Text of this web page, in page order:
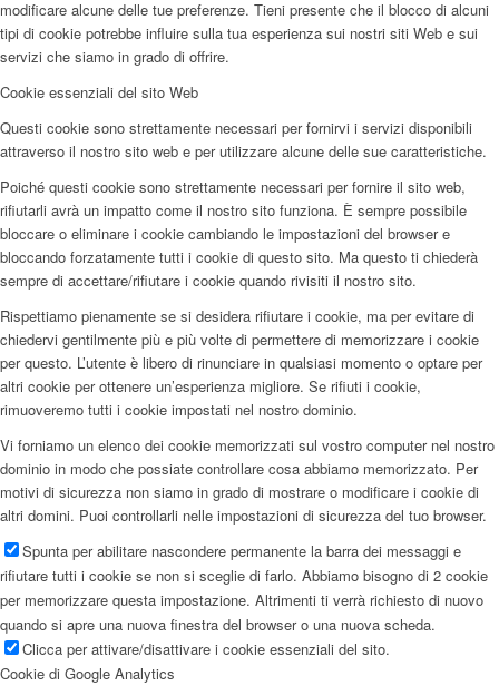
modificare alcune delle tue preferenze. Tieni presente che il blocco di alcuni
tipi di cookie potrebbe influire sulla tua esperienza sui nostri siti Web e sui
servizi che siamo in grado di offrire.
Cookie essenziali del sito Web
Questi cookie sono strettamente necessari per fornirvi i servizi disponibili
attraverso il nostro sito web e per utilizzare alcune delle sue caratteristiche.
Poiché questi cookie sono strettamente necessari per fornire il sito web,
rifiutarli avrà un impatto come il nostro sito funziona. È sempre possibile
bloccare o eliminare i cookie cambiando le impostazioni del browser e
bloccando forzatamente tutti i cookie di questo sito. Ma questo ti chiederà
sempre di accettare/rifiutare i cookie quando rivisiti il nostro sito.
Rispettiamo pienamente se si desidera rifiutare i cookie, ma per evitare di
chiedervi gentilmente più e più volte di permettere di memorizzare i cookie
per questo. L’utente è libero di rinunciare in qualsiasi momento o optare per
altri cookie per ottenere un’esperienza migliore. Se rifiuti i cookie,
rimuoveremo tutti i cookie impostati nel nostro dominio.
Vi forniamo un elenco dei cookie memorizzati sul vostro computer nel nostro
dominio in modo che possiate controllare cosa abbiamo memorizzato. Per
motivi di sicurezza non siamo in grado di mostrare o modificare i cookie di
altri domini. Puoi controllarli nelle impostazioni di sicurezza del tuo browser.
Spunta per abilitare nascondere permanente la barra dei messaggi e
rifiutare tutti i cookie se non si sceglie di farlo. Abbiamo bisogno di 2 cookie
per memorizzare questa impostazione. Altrimenti ti verrà richiesto di nuovo
quando si apre una nuova finestra del browser o una nuova scheda.
Clicca per attivare/disattivare i cookie essenziali del sito.
Cookie di Google Analytics